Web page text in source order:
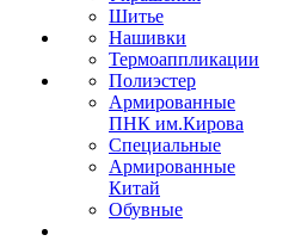
Шитье
Нашивки
Термоаппликации
Полиэстер
Армированные
ПНК им.Кирова
Специальные
Армированные
Китай
Обувные